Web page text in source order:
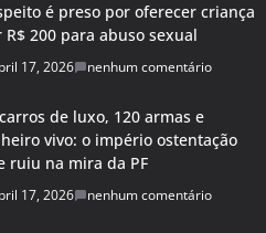
é preso por oferecer criança
R$ 200 para abuso sexual
17, 2026 nenhum comentário
de luxo, 120 armas e
vivo: o império ostentação
ruiu na mira da PF
17, 2026 nenhum comentário